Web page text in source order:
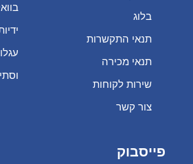
בלוג
תנאי התקשרות
תנאי מכירה
שירות לקוחות
צור קשר
פייסבוק